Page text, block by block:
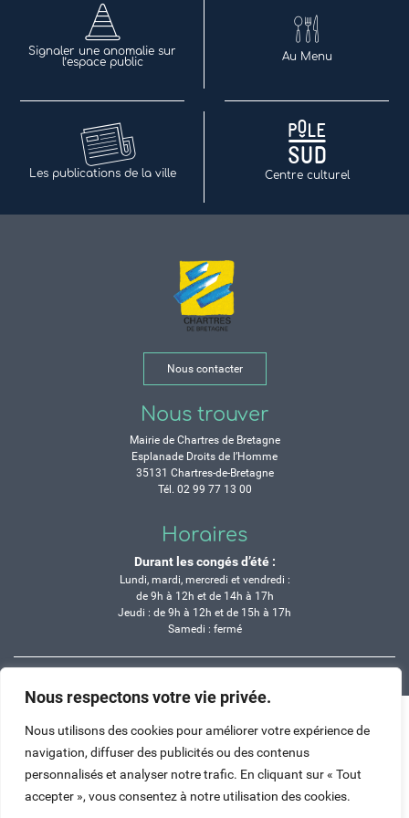
Nous respectons votre vie privée.
Nous utilisons des cookies pour améliorer votre expérience de
navigation, diffuser des publicités ou des contenus
personnalisés et analyser notre trafic. En cliquant sur « Tout
accepter », vous consentez à notre utilisation des cookies.
Signaler une anomalie sur
l’espace public
Au Menu
Les publications de la ville Centre culturel
Nous contacter
Nous trouver
Mairie de Chartres de Bretagne
Esplanade Droits de l’Homme
35131 Chartres-de-Bretagne
Tél. 02 99 77 13 00
Horaires
Durant les congés d’été :
Lundi, mardi, mercredi et vendredi :
de 9h à 12h et de 14h à 17h
Jeudi : de 9h à 12h et de 15h à 17h
Samedi : fermé
Haut de page